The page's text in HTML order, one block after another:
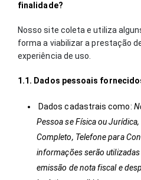
finalidade?
Nosso site coleta e utiliza
forma a viabilizar a prestação
experiência de uso.
1.1. Dados pessoais
Dados cadastrais como:
Pessoa se Física ou
Completo, Telefone para
informações serão
emissão de nota fiscal e